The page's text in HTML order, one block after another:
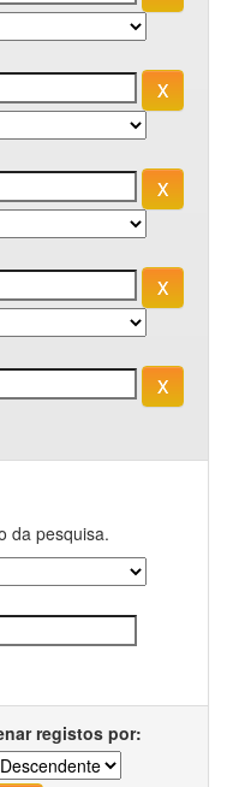
da pesquisa.
registos por: